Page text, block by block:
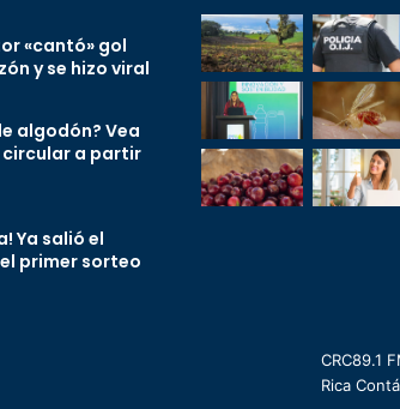
«cantó» gol
y se hizo viral
algodón? Vea
circular a partir
Ya salió el
primer sorteo
CRC89.1
Rica